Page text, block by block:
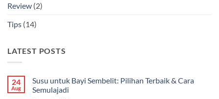
Review (2)
Tips (14)
LATEST POSTS
24
Aug
Susu untuk Bayi Sembelit: Pilihan Terbaik & Cara
Semulajadi